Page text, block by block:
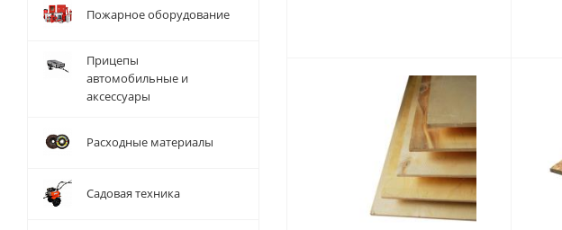
Пожарное оборудование
Прицепы
автомобильные и
аксессуары
Расходные материалы
Садовая техника